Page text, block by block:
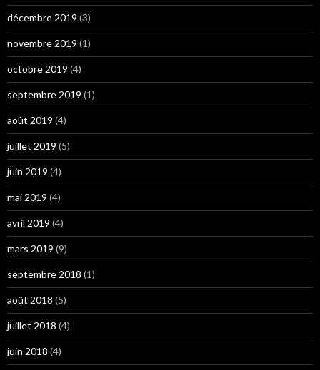
décembre 2019 (3)
novembre 2019 (1)
octobre 2019 (4)
septembre 2019 (1)
août 2019 (4)
juillet 2019 (5)
juin 2019 (4)
mai 2019 (4)
avril 2019 (4)
mars 2019 (9)
septembre 2018 (1)
août 2018 (5)
juillet 2018 (4)
juin 2018 (4)